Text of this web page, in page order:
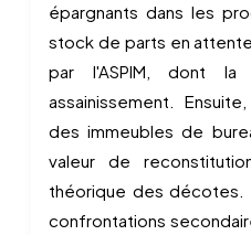
épargnants dans les
stock de parts en
par l'ASPIM, dont la
assainissement.
des immeubles de
valeur de
théorique des décotes.
confrontations